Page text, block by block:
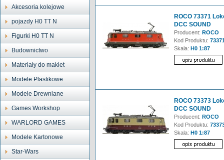
Akcesoria kolejowe
pojazdy H0 TT N
Figurki H0 TT N
Budownictwo
Materiały do makiet
Modele Plastikowe
Modele Drewniane
Games Workshop
WARLORD GAMES
Modele Kartonowe
Star-Wars
ROCO 73371
DCC SOUND
Producent: ROCO
Kod Produktu:
Skala: H0 1:87
ROCO 73373
DCC SOUND
Producent: ROCO
Kod Produktu:
Skala: H0 1:87